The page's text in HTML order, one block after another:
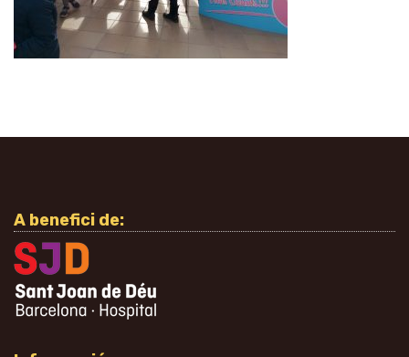
A benefici de: